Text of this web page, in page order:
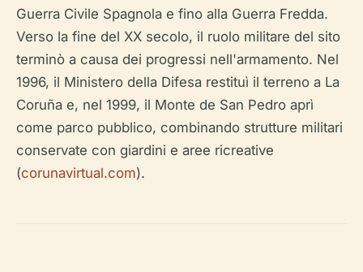
Guerra Civile Spagnola e fino alla Guerra Fredda.
Verso la fine del XX secolo, il ruolo militare del sito
terminò a causa dei progressi nell'armamento. Nel
1996, il Ministero della Difesa restituì il terreno a La
Coruña e, nel 1999, il Monte de San Pedro aprì
come parco pubblico, combinando strutture militari
conservate con giardini e aree ricreative
(corunavirtual.com).